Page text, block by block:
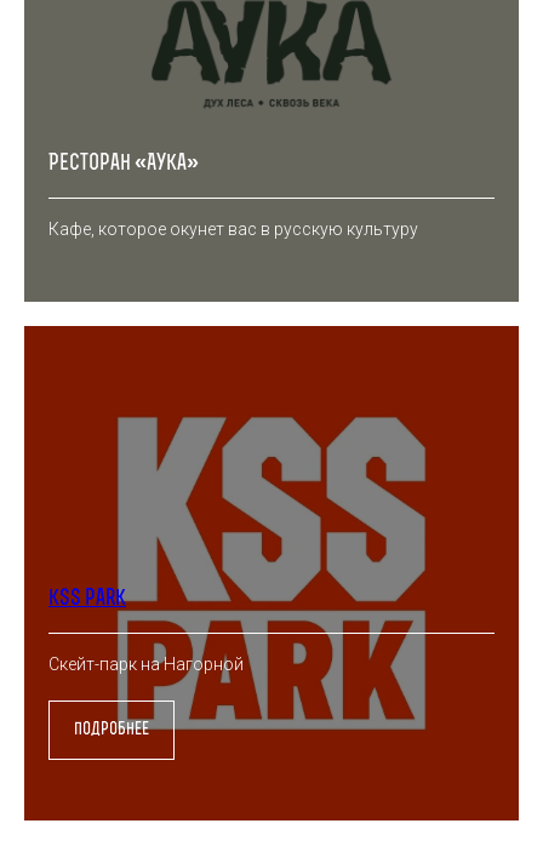
Ресторан «‎Аука»
Кафе, которое окунет вас в русскую культуру
kss park
Скейт-парк на Нагорной
подробнее